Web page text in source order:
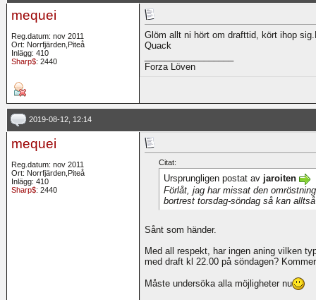
mequei
Reg.datum: nov 2011
Ort: Norrfjärden,Piteå
Inlägg: 410
Sharp$: 2440
Glöm allt ni hört om drafttid, kört ihop
Quack
Forza Löven
2019-08-12, 12:14
mequei
Reg.datum: nov 2011
Ort: Norrfjärden,Piteå
Inlägg: 410
Sharp$: 2440
Citat:
Ursprungligen postat av jaroiten
Förlåt, jag har missat den
bortrest torsdag-söndag så kan
Sånt som händer.
Med all respekt, har ingen aning vilken
med draft kl 22.00 på söndagen?
Måste undersöka alla möjligheter nu